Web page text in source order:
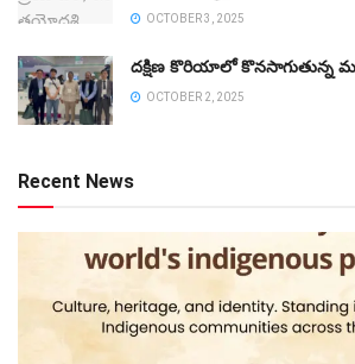
OCTOBER 3, 2025
దక్షిణ కొరియాలో కొనసాగుతున్న
OCTOBER 2, 2025
Recent News